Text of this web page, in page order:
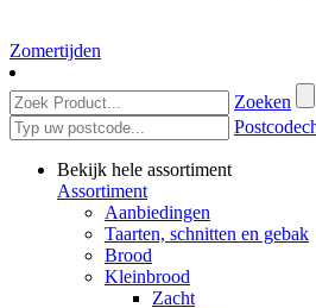
Zomertijden
Zoeken
Bekijk hele assortiment
Assortiment
Aanbiedingen
Taarten, schnitten en gebak
Brood
Kleinbrood
Zacht